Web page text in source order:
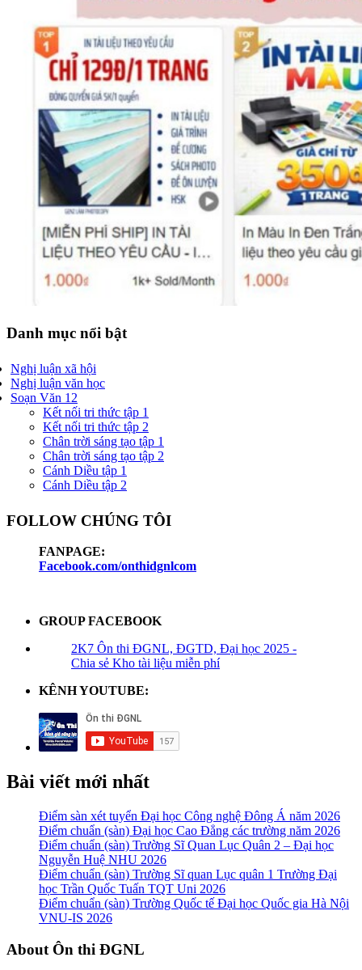
Danh mục nổi bật
Nghị luận xã hội
Nghị luận văn học
Soạn Văn 12
Kết nối tri thức tập 1
Kết nối tri thức tập 2
Chân trời sáng tạo tập 1
Chân trời sáng tạo tập 2
Cánh Diều tập 1
Cánh Diều tập 2
FOLLOW CHÚNG TÔI
FANPAGE:
Facebook.com/onthidgnlcom
GROUP FACEBOOK
2K7 Ôn thi ĐGNL, ĐGTD, Đại học 2025 -
Chia sẻ Kho tài liệu miễn phí
KÊNH YOUTUBE:
Bài viết mới nhất
Điểm sàn xét tuyển Đại học Công nghệ Đông Á năm 2026
Điểm chuẩn (sàn) Đại học Cao Đẳng các trường năm 2026
Điểm chuẩn (sàn) Trường Sĩ Quan Lục Quân 2 – Đại học
Nguyễn Huệ NHU 2026
Điểm chuẩn (sàn) Trường Sĩ quan Lục quân 1 Trường Đại
học Trần Quốc Tuấn TQT Uni 2026
Điểm chuẩn (sàn) Trường Quốc tế Đại học Quốc gia Hà Nội
VNU-IS 2026
Footer
About Ôn thi ĐGNL